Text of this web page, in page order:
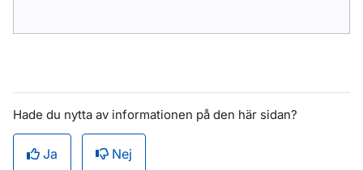
Hade du nytta av informationen på den här sidan?
Ja Nej